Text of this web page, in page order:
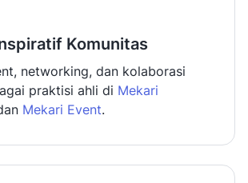
Komunitas
networking, dan kolaborasi
praktisi ahli di Mekari
Mekari Event.